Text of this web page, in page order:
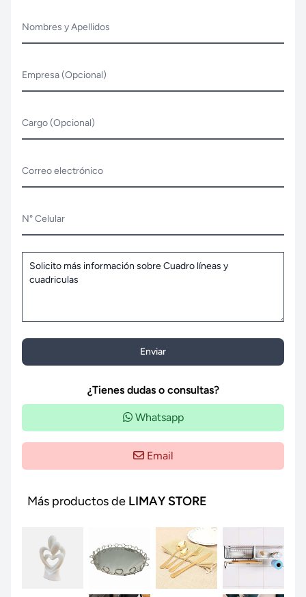
Nombres y Apellidos
Empresa (Opcional)
Cargo (Opcional)
Correo electrónico
N° Celular
Enviar
¿Tienes dudas o consultas?
Whatsapp
Email
Más productos de LIMAY STORE